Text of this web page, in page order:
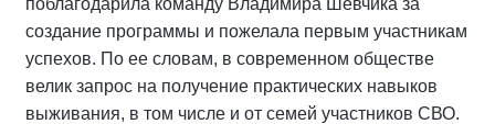
создание программы и пожелала первым участникам
успехов. По ее словам, в современном обществе
велик запрос на получение практических навыков
выживания, в том числе и от семей участников СВО.